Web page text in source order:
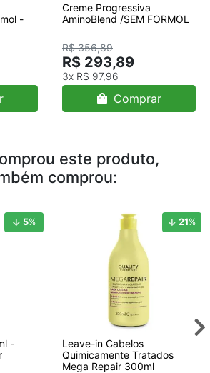
-
Creme Progressiva
AminoBlend /SEM FORMOL
R$ 356,89
R$ 293,89
3x R$ 97,96
Comprar
este produto,
comprou:
5%
-
21%
Leave-in Cabelos
Quimicamente Tratados
Mega Repair 300ml